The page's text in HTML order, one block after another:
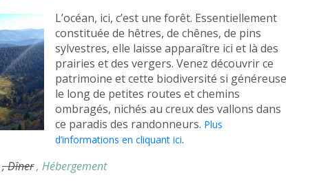
L’océan, ici, c’est une forêt. Essentiellement
constituée de hêtres, de chênes, de pins
sylvestres, elle laisse apparaître ici et là des
prairies et des vergers. Venez découvrir ce
patrimoine et cette biodiversité si généreuse
le long de petites routes et chemins
ombragés, nichés au creux des vallons dans
ce paradis des randonneurs. Plus
d’informations en cliquant ici.
, Dîner, Hébergement